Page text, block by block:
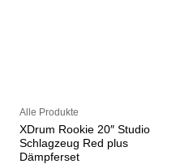
Alle Produkte
XDrum Rookie 20″ Studio
Schlagzeug Red plus
Dämpferset